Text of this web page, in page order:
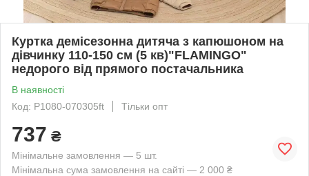
Куртка демісезонна дитяча з капюшоном на
дівчинку 110-150 см (5 кв)"FLAMINGO"
недорого від прямого постачальника
В наявності
Код: P1080-070305ft
Тільки опт
737 ₴
Мінімальне замовлення — 5 шт.
Мінімальна сума замовлення на сайті — 2 000 ₴